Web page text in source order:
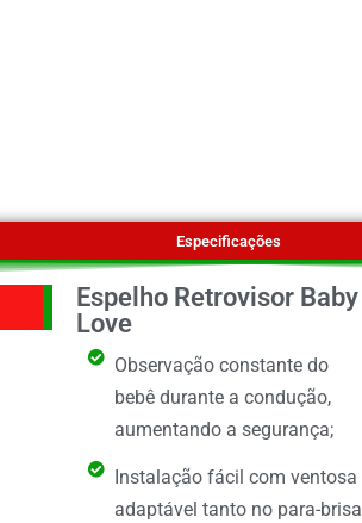
Especificações
Espelho Retrovisor Baby
Love
Observação constante do
bebê durante a condução,
aumentando a segurança;
Instalação fácil com ventosa
adaptável tanto no para-brisa